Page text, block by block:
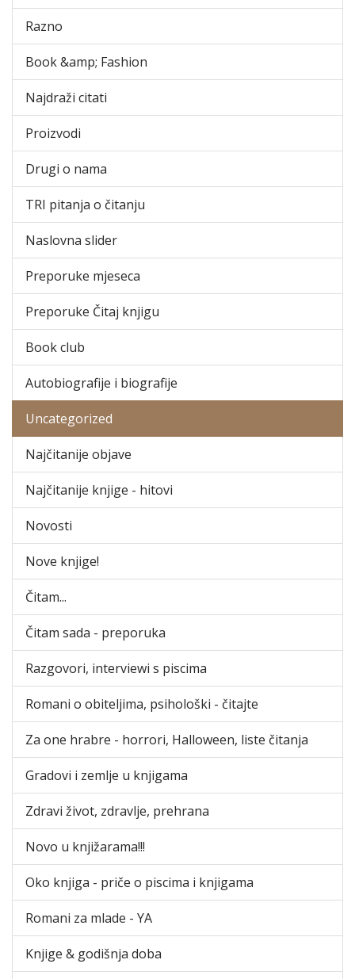
Razno
Book &amp; Fashion
Najdraži citati
Proizvodi
Drugi o nama
TRI pitanja o čitanju
Naslovna slider
Preporuke mjeseca
Preporuke Čitaj knjigu
Book club
Autobiografije i biografije
Uncategorized
Najčitanije objave
Najčitanije knjige - hitovi
Novosti
Nove knjige!
Čitam...
Čitam sada - preporuka
Razgovori, interviewi s piscima
Romani o obiteljima, psihološki - čitajte
Za one hrabre - horrori, Halloween, liste čitanja
Gradovi i zemlje u knjigama
Zdravi život, zdravlje, prehrana
Novo u knjižarama!!!
Oko knjiga - priče o piscima i knjigama
Romani za mlade - YA
Knjige & godišnja doba